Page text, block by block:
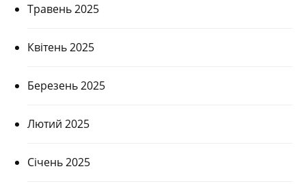
Травень 2025
Квітень 2025
Березень 2025
Лютий 2025
Січень 2025